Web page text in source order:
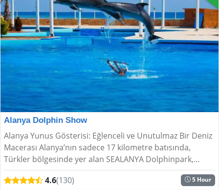
Alanya Dolphin Show
Alanya Yunus Gösterisi: Eğlenceli ve Unutulmaz Bir Deniz
Macerası Alanya’nın sadece 17 kilometre batısında,
Türkler bölgesinde yer alan SEALANYA Dolphinpark,
Avrupa'nın en büyük yunus parklarından biri ola...
4.6(130) 5 Hour